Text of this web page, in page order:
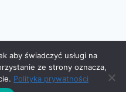
Kadence WP
cookie/
aby świadczyć usługi na
ze strony oznacza,
Polityka prywatności